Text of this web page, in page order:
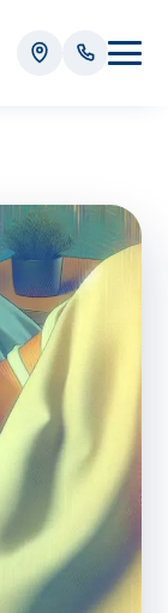
крові) - від
не
мазки та
для них
до фахівця.